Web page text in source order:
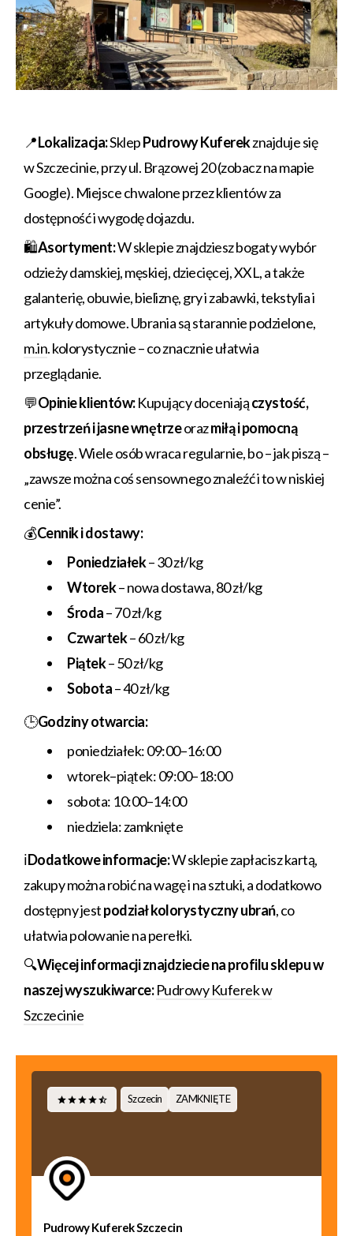
📍Lokalizacja:SklepPudrowy Kuferekznajduje się
w Szczecinie, przy ul. Brązowej 20 (zobacz na mapie
Google). Miejsce chwalone przez klientów za
dostępność i wygodę dojazdu.
🛍️Asortyment:W sklepie znajdziesz bogaty wybór
odzieży damskiej, męskiej, dziecięcej, XXL, a także
galanterię, obuwie, bieliznę, gry i zabawki, tekstylia i
artykuły domowe. Ubrania są starannie podzielone,
m.in. kolorystycznie – co znacznie ułatwia
przeglądanie.
💬Opinie klientów:Kupujący doceniajączystość,
przestrzeń i jasne wnętrzeorazmiłą i pomocną
obsługę. Wiele osób wraca regularnie, bo – jak piszą –
„zawsze można coś sensownego znaleźć i to w niskiej
cenie”.
💰Cennik i dostawy:
Poniedziałek– 30 zł/kg
Wtorek– nowa dostawa, 80 zł/kg
Środa– 70 zł/kg
Czwartek– 60 zł/kg
Piątek– 50 zł/kg
Sobota– 40 zł/kg
🕒Godziny otwarcia:
poniedziałek: 09:00–16:00
wtorek–piątek: 09:00–18:00
sobota: 10:00–14:00
niedziela: zamknięte
ℹ️Dodatkowe informacje:W sklepie zapłacisz kartą,
zakupy można robić na wagę i na sztuki, a dodatkowo
dostępny jestpodział kolorystyczny ubrań, co
ułatwia polowanie na perełki.
🔍Więcej informacji znajdziecie na profilu sklepu w
naszej wyszukiwarce: Pudrowy Kuferek w
Szczecinie
Pudrowy Kuferek Szczecin
Szczecin ZAMKNIĘTE